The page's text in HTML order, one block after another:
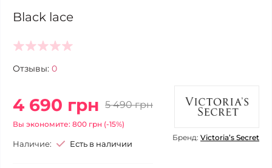
Black lace
Отзывы: 0
4 690 грн 5 490 грн
Вы экономите: 800 грн (-15%)
Наличие: Есть в наличии
Бренд: Victoria’s Secret